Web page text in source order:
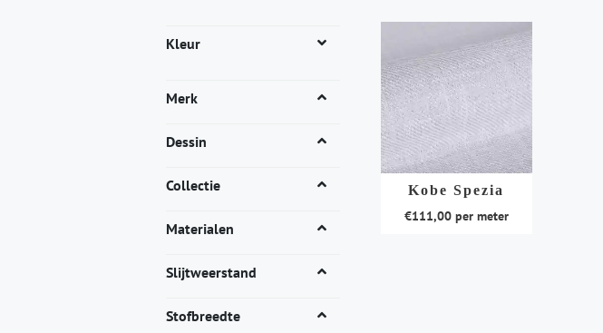
Kleur
Merk
Dessin
Collectie
Materialen
Slijtweerstand
Stofbreedte
Kobe Spezia
€111,00per meter